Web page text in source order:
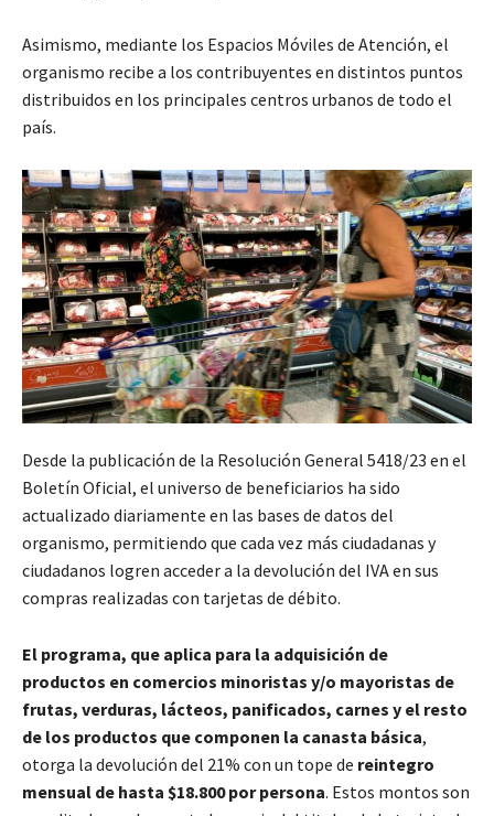
Asimismo, mediante los Espacios Móviles de Atención, el
organismo recibe a los contribuyentes en distintos puntos
distribuidos en los principales centros urbanos de todo el
país.
Desde la publicación de la Resolución General 5418/23 en el
Boletín Oficial, el universo de beneficiarios ha sido
actualizado diariamente en las bases de datos del
organismo, permitiendo que cada vez más ciudadanas y
ciudadanos logren acceder a la devolución del IVA en sus
compras realizadas con tarjetas de débito.
El programa, que aplica para la adquisición de
productos en comercios minoristas y/o mayoristas de
frutas, verduras, lácteos, panificados, carnes y el resto
de los productos que componen la canasta básica,
otorga la devolución del 21% con un tope de reintegro
mensual de hasta $18.800 por persona. Estos montos son